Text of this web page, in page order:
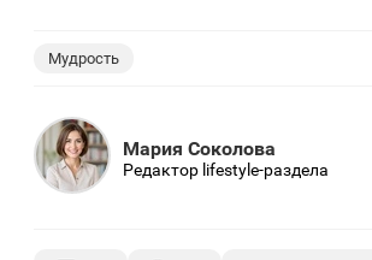
Мудрость
Мария Соколова
Редактор lifestyle-раздела